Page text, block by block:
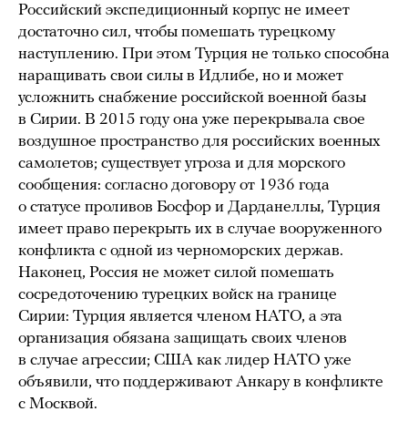
Российский экспедиционный корпус не имеет
достаточно сил, чтобы помешать турецкому
наступлению. При этом Турция не только способна
наращивать свои силы в Идлибе, но и может
усложнить снабжение российской военной базы
в Сирии. В 2015 году она уже перекрывала свое
воздушное пространство для российских военных
самолетов; существует угроза и для морского
сообщения: согласно договору от 1936 года
о статусе проливов Босфор и Дарданеллы, Турция
имеет право перекрыть их в случае вооруженного
конфликта с одной из черноморских держав.
Наконец, Россия не может силой помешать
сосредоточению турецких войск на границе
Сирии: Турция является членом НАТО, а эта
организация обязана защищать своих членов
в случае агрессии; США как лидер НАТО уже
объявили, что поддерживают Анкару в конфликте
с Москвой.